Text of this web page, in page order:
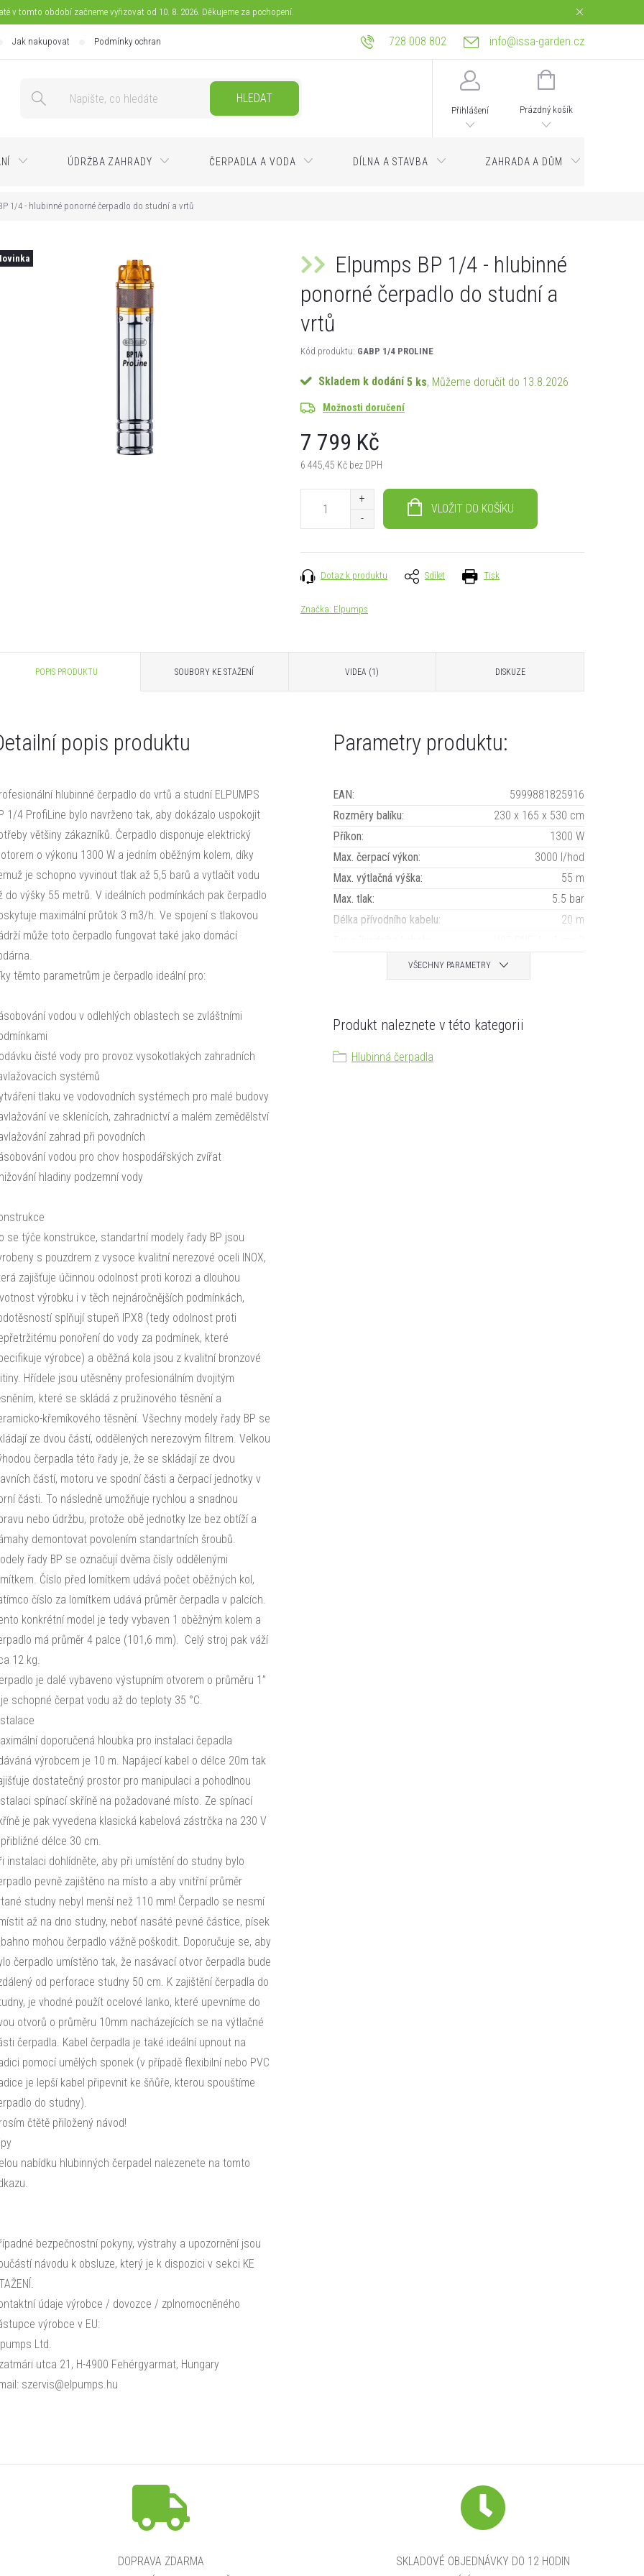
v tomto období začneme vyřizovat od 10. 8. 2026. Děkujeme za pochopení.
728 008 802 info@issa-garden.cz
Jak nakupovat Podmínky ochrany osobních údajů Reklamace a práva z vadného plnění Bagrování a zemní práce
HLEDAT
Přihlášení
NÁKUPNÍ
Prázdný košík
ÚDRŽBA ZAHRADY ČERPADLA A VODA DÍLNA A STAVBA ZAHRADA A DŮM
1/4 - hlubinné ponorné čerpadlo do studní a vrtů
Elpumps BP 1/4 - hlubinné
ponorné čerpadlo do studní a
vrtů
Kód produktu: GABP 1/4 PROLINE
Skladem k dodání 5 ks 13.8.2026
Možnosti doručení
7 799 Kč
6 445,45 Kč bez DPH
VLOŽIT DO KOŠÍKU
Tisk
Dotaz k produktu Sdílet
Značka: Elpumps
POPIS PRODUKTU SOUBORY KE STAŽENÍ VIDEA (1) DISKUZE
popis produktu
hlubinné čerpadlo do vrtů a studní ELPUMPS
1/4 ProfiLine bylo navrženo tak, aby dokázalo uspokojit
většiny zákazníků. Čerpadlo disponuje elektrický
o výkonu 1300 W a jedním oběžným kolem, díky
je schopno vyvinout tlak až 5,5 barů a vytlačit vodu
do výšky 55 metrů. V ideálních podmínkách pak čerpadlo
maximální průtok 3 m3/h. Ve spojení s tlakovou
může toto čerpadlo fungovat také jako domácí
těmto parametrům je čerpadlo ideální pro:
vodou v odlehlých oblastech se zvláštními
čisté vody pro provoz vysokotlakých zahradních
systémů
tlaku ve vodovodních systémech pro malé budovy
ve sklenících, zahradnictví a malém zemědělství
zahrad při povodních
vodou pro chov hospodářských zvířat
hladiny podzemní vody
se týče konstrukce, standartní modely řady BP jsou
s pouzdrem z vysoce kvalitní nerezové oceli INOX,
zajišťuje účinnou odolnost proti korozi a dlouhou
výrobku i v těch nejnáročnějších podmínkách,
splňují stupeň IPX8 (tedy odolnost proti
ponoření do vody za podmínek, které
výrobce) a oběžná kola jsou z kvalitní bronzové
Hřídele jsou utěsněny profesionálním dvojitým
které se skládá z pružinového těsnění a
křemíkového těsnění. Všechny modely řady BP se
ze dvou částí, oddělených nerezovým filtrem. Velkou
čerpadla této řady je, že se skládají ze dvou
částí, motoru ve spodní části a čerpací jednotky v
části. To následně umožňuje rychlou a snadnou
nebo údržbu, protože obě jednotky lze bez obtíží a
demontovat povolením standartních šroubů.
řady BP se označují dvěma čísly oddělenými
Číslo před lomítkem udává počet oběžných kol,
číslo za lomítkem udává průměr čerpadla v palcích.
konkrétní model je tedy vybaven 1 oběžným kolem a
má průměr 4 palce (101,6 mm). Celý stroj pak váží
12 kg.
je dalé vybaveno výstupním otvorem o průměru 1”
schopné čerpat vodu až do teploty 35 °C.
doporučená hloubka pro instalaci čepadla
výrobcem je 10 m. Napájecí kabel o délce 20m tak
dostatečný prostor pro manipulaci a pohodlnou
spínací skříně na požadované místo. Ze spínací
je pak vyvedena klasická kabelová zástrčka na 230 V
délce 30 cm.
instalaci dohlídněte, aby při umístění do studny bylo
pevně zajištěno na místo a aby vnitřní průměr
studny nebyl menší než 110 mm! Čerpadlo se nesmí
až na dno studny, neboť nasáté pevné částice, písek
mohou čerpadlo vážně poškodit. Doporučuje se, aby
čerpadlo umístěno tak, že nasávací otvor čerpadla bude
od perforace studny 50 cm. K zajištění čerpadla do
je vhodné použít ocelové lanko, které upevníme do
otvorů o průměru 10mm nacházejících se na výtlačné
čerpadla. Kabel čerpadla je také ideální upnout na
pomocí umělých sponek (v případě flexibilní nebo PVC
je lepší kabel připevnit ke šňůře, kterou spouštíme
do studny).
čtětě přiložený návod!
nabídku hlubinných čerpadel nalezenete na tomto
bezpečnostní pokyny, výstrahy a upozornění jsou
návodu k obsluze, který je k dispozici v sekci KE
údaje výrobce / dovozce / zplnomocněného
výrobce v EU:
Ltd.
utca 21, H-4900 Fehérgyarmat, Hungary
szervis@elpumps.hu
Parametry produktu:
EAN:
5999881825916
Rozměry balíku:
230 x 165 x 530 cm
Příkon:
1300 W
Max. čerpací výkon:
3000 l/hod
Max. výtlačná výška:
55 m
Max. tlak:
5.5 bar
Délka přívodního kabelu:
20 m
VŠECHNY PARAMETRY
Produkt naleznete v této kategorii
Hlubinná čerpadla
DOPRAVA ZDARMA
SKLADOVÉ OBJEDNÁVKY DO 12 HODIN